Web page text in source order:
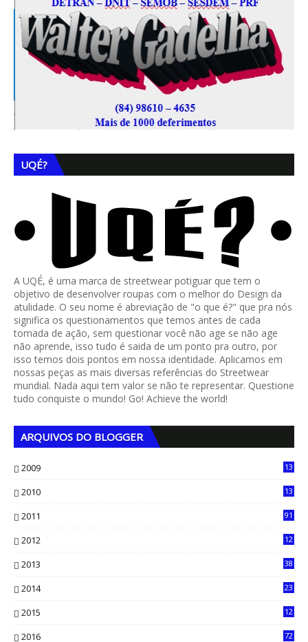
UQÉ?
A UQÉ, é uma marca de streetwear potiguar que tem o
objetivo de desenvolver roupas com o melhor do Design da
atulidade. O seu nome é abreviação de "o que é?" que pra nós
significa os questionamentos que temos antes de cada
tomada de ação, sem questionar você não age se não age
não aprende, isso tudo é saida de um ponto pra outro, por
isso temos dois pontos em nossa identidade. Aplicamos em
nossas peças as mais diversas referências do Streetwear
mundial. Nada aqui tem valor se não te representar. Questione
tudo conquiste o mundo! Go! Achieve the world!
ARQUIVOS DO BLOGGER
2009
13
2010
13
2011 91
2012
12
2013
38
2014
23
2015
12
2016
72